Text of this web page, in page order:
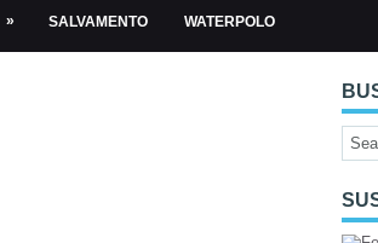
» SALVAMENTO WATERPOLO